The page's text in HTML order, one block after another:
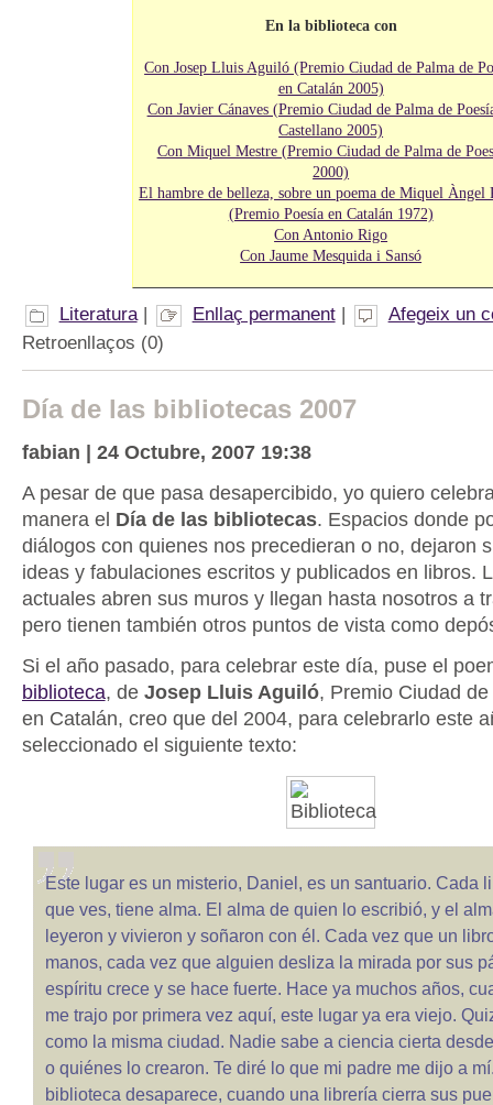
En la biblioteca con
Con Josep Lluis Aguiló (Premio Ciudad de Palma de
en Catalán 2005)
Con Javier Cánaves (Premio Ciudad de Palma de
Castellano 2005)
Con Miquel Mestre (Premio Ciudad de Palma de
2000)
El hambre de belleza, sobre un poema de Miquel Àngel
(Premio Poesía en Catalán 1972)
Con Antonio Rigo
Con Jaume Mesquida i Sansó
Literatura| Enllaç permanent|
Afegeix un
Retroenllaços (0)
Día de las bibliotecas 2007
fabian | 24 Octubre, 2007 19:38
A pesar de que pasa desapercibido, yo quiero
manera el Día de las bibliotecas. Espacios donde
diálogos con quienes nos precedieran o no, dejaron
ideas y fabulaciones escritos y publicados en libros.
actuales abren sus muros y llegan hasta nosotros a
pero tienen también otros puntos de vista como
Si el año pasado, para celebrar este día, puse el
biblioteca, de Josep Lluis Aguiló, Premio Ciudad
en Catalán, creo que del 2004, para celebrarlo este
seleccionado el siguiente texto:
Este lugar es un misterio, Daniel, es un santuario. Cada
que ves, tiene alma. El alma de quien lo escribió, y el
leyeron y vivieron y soñaron con él. Cada vez que un
manos, cada vez que alguien desliza la mirada por sus
espíritu crece y se hace fuerte. Hace ya muchos años,
me trajo por primera vez aquí, este lugar ya era viejo.
como la misma ciudad. Nadie sabe a ciencia cierta
o quiénes lo crearon. Te diré lo que mi padre me dijo a
biblioteca desaparece, cuando una librería cierra sus